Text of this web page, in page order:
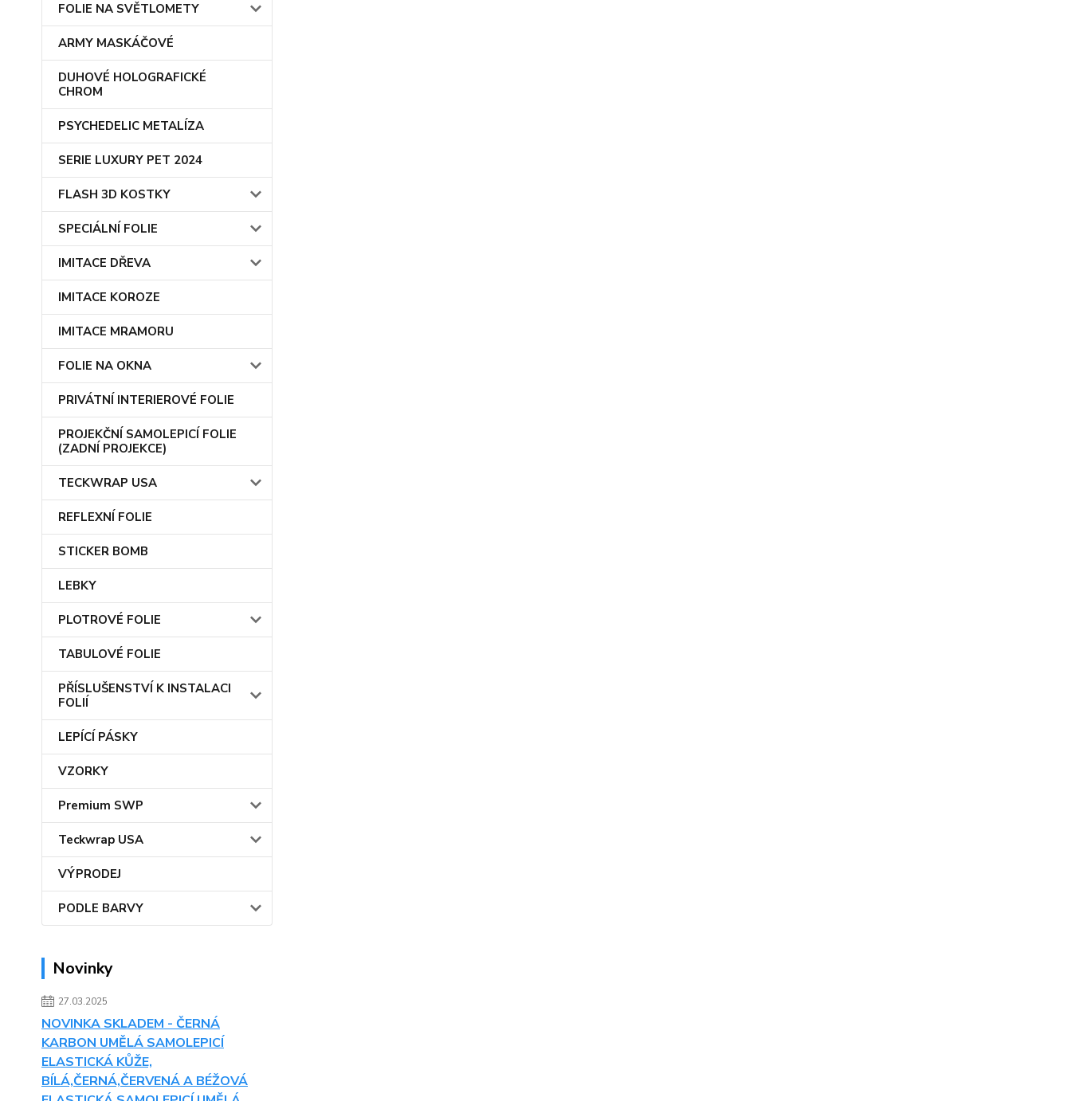
FOLIE NA SVĚTLOMETY
ARMY MASKÁČOVÉ
DUHOVÉ HOLOGRAFICKÉ
CHROM
PSYCHEDELIC METALÍZA
SERIE LUXURY PET 2024
FLASH 3D KOSTKY
SPECIÁLNÍ FOLIE
IMITACE DŘEVA
IMITACE KOROZE
IMITACE MRAMORU
FOLIE NA OKNA
PRIVÁTNÍ INTERIEROVÉ FOLIE
PROJEKČNÍ SAMOLEPICÍ FOLIE
(ZADNÍ PROJEKCE)
TECKWRAP USA
REFLEXNÍ FOLIE
STICKER BOMB
LEBKY
PLOTROVÉ FOLIE
TABULOVÉ FOLIE
PŘÍSLUŠENSTVÍ K INSTALACI
FOLIÍ
LEPÍCÍ PÁSKY
VZORKY
Premium SWP
Teckwrap USA
VÝPRODEJ
PODLE BARVY
Novinky
27.03.2025
NOVINKA SKLADEM - ČERNÁ
KARBON UMĚLÁ SAMOLEPICÍ
ELASTICKÁ KŮŽE,
BÍLÁ,ČERNÁ,ČERVENÁ A BÉŽOVÁ